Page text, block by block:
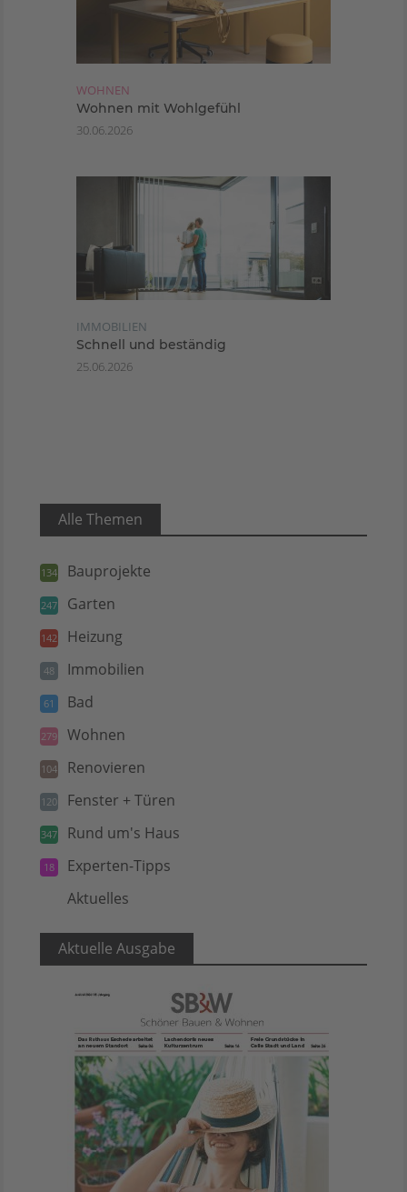
WOHNEN
Wohnen mit Wohlgefühl
30.06.2026
IMMOBILIEN
Schnell und beständig
25.06.2026
Alle Themen
134 Bauprojekte
247 Garten
142 Heizung
48 Immobilien
61 Bad
279 Wohnen
104 Renovieren
120 Fenster + Türen
347 Rund um's Haus
18 Experten-Tipps
Aktuelles
Aktuelle Ausgabe